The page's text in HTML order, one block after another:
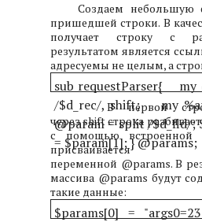
Создаем небольшую
пришедшей строки. В
получает строку с
результатом является
адресуемы не целым, а
sub requestParser{ my
/$d_rec/, shift;my
@param = split /$d_fld/;
= $param[1]; } @params;
В первой
через shift строка
с помощью
присваивается
переменной @params. В
массива @params будут
такие данные:
$params[0] =